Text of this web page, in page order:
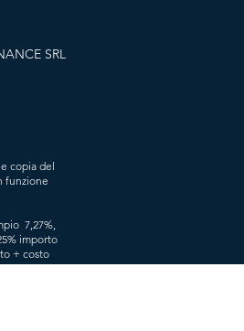
SRL
copia del
funzione
7,27%,
importo
+ costo